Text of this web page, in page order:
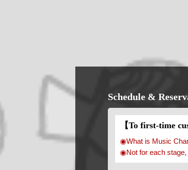
Schedule &
【To first-time
◉What is Music
◉Not for each stage,